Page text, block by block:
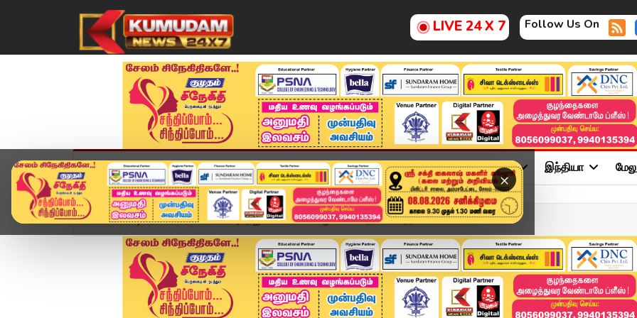
LIVE 24 X 7 Follow Us On
×
முகப்பு விளையாட்டு அண்மை தமிழ்நாடு சினிமா அரசியல் விளையாட்டு இந்தியா
Home வீடியோ ஸ்டோரி CM Vijay ஐயா... எங்கள வாழ விட மாட்றாங்க! கதறிய ...